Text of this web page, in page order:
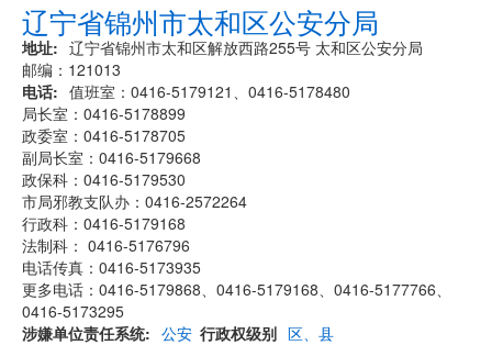
辽宁省锦州市太和区公安分局
地址
辽宁省锦州市太和区解放西路255号 太和区公安分局
邮编：121013
电话
值班室：0416-5179121、0416-5178480
局长室：0416-5178899
政委室：0416-5178705
副局长室：0416-5179668
政保科：0416-5179530
市局邪教支队办：0416-2572264
行政科：0416-5179168
法制科： 0416-5176796
电话传真：0416-5173935
更多电话：0416-5179868、0416-5179168、0416-5177766、
0416-5173295
涉嫌单位责任系统
公安 行政权级别 区、县